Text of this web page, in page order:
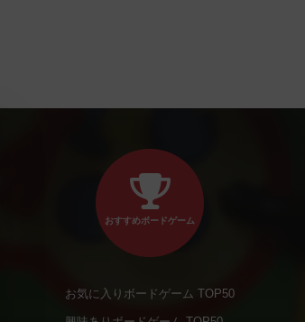
おすすめボードゲーム
お気に入りボードゲーム TOP50